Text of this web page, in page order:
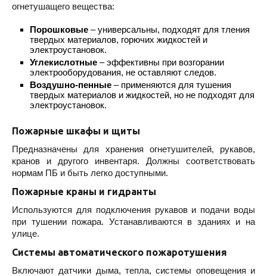
огнетушащего вещества:
Порошковые – универсальны, подходят для тления
твердых материалов, горючих жидкостей и
электроустановок.
Углекислотные – эффективны при возгорании
электрооборудования, не оставляют следов.
Воздушно-пенные – применяются для тушения
твердых материалов и жидкостей, но не подходят для
электроустановок.
Пожарные шкафы и щиты
Предназначены для хранения огнетушителей, рукавов,
кранов и другого инвентаря. Должны соответствовать
нормам ПБ и быть легко доступными.
Пожарные краны и гидранты
Используются для подключения рукавов и подачи воды
при тушении пожара. Устанавливаются в зданиях и на
улице.
Системы автоматического пожаротушения
Включают датчики дыма, тепла, системы оповещения и